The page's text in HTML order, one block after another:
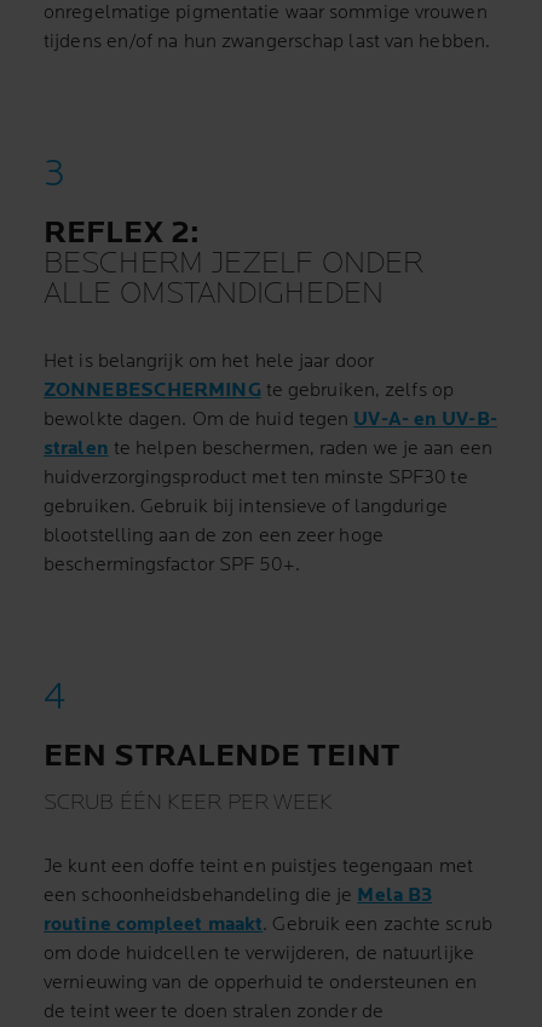
onregelmatige pigmentatie waar sommige vrouwen
tijdens en/of na hun zwangerschap last van hebben.
REFLEX 2:
BESCHERM JEZELF ONDER
ALLE OMSTANDIGHEDEN
Het is belangrijk om het hele jaar door
ZONNEBESCHERMING te gebruiken, zelfs op
bewolkte dagen. Om de huid tegen UV-A- en UV-B-
stralen te helpen beschermen, raden we je aan een
huidverzorgingsproduct met ten minste SPF30 te
gebruiken. Gebruik bij intensieve of langdurige
blootstelling aan de zon een zeer hoge
beschermingsfactor SPF 50+.
EEN STRALENDE TEINT
SCRUB ÉÉN KEER PER WEEK
Je kunt een doffe teint en puistjes tegengaan met
een schoonheidsbehandeling die je Mela B3
routine compleet maakt. Gebruik een zachte scrub
om dode huidcellen te verwijderen, de natuurlijke
vernieuwing van de opperhuid te ondersteunen en
de teint weer te doen stralen zonder de